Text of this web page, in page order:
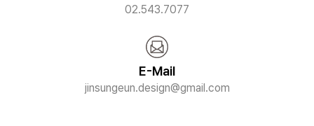
02.543.7077
E-Mail
jinsungeun.design@gmail.com